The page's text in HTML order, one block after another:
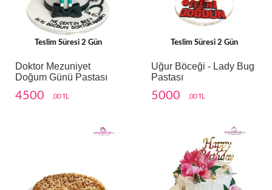
Teslim Süresi 2 Gün
Doktor Mezuniyet
Doğum Günü Pastası
4500 ,00 TL
Teslim Süresi 2 Gün
Uğur Böceği - Lady Bug
Pastası
5000 ,00 TL